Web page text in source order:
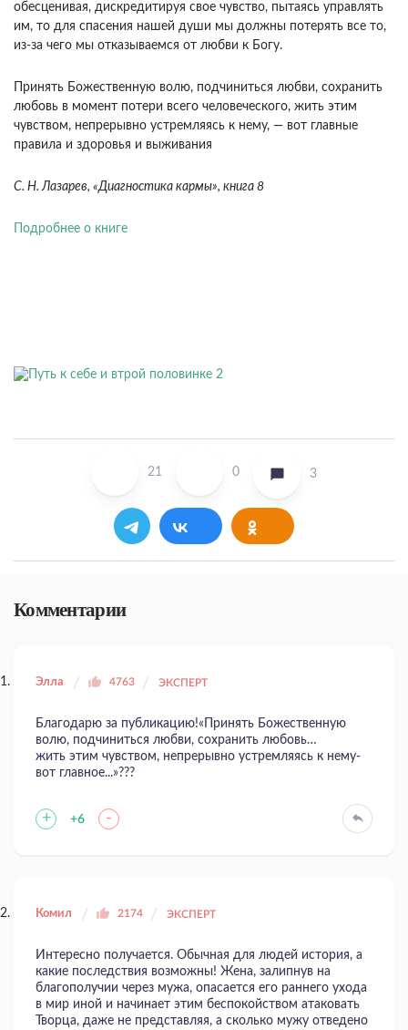
обесценивая, дискредитируя свое чувство, пытаясь управлять
им, то для спасе­ния нашей души мы должны потерять все то,
из-за чего мы отказываемся от любви к Богу.
Принять Божественную волю, подчиниться любви, сохра­нить
любовь в момент потери всего человеческого, жить этим
чувством, непрерывно устремляясь к нему, — вот главные
правила и здоровья и выжи­вания
С. Н. Лазарев, «Диагностика кармы», книга 8
Подробнее о книге
21 0 3
Комментарии
Элла 4763 ЭКСПЕРТ
Благодарю за публикацию!«Принять Божественную
волю, подчиниться любви, сохранить любовь…
жить этим чувством, непрерывно устремляясь к нему-
вот главное...»???
+ +6 -
Комил 2174 ЭКСПЕРТ
Интересно получается. Обычная для людей история, а
какие последствия возможны! Жена, залипнув на
благополучии через мужа, опасается его раннего ухода
в мир иной и начинает этим беспокойством атаковать
Творца, даже не представляя, а сколько мужу отведено